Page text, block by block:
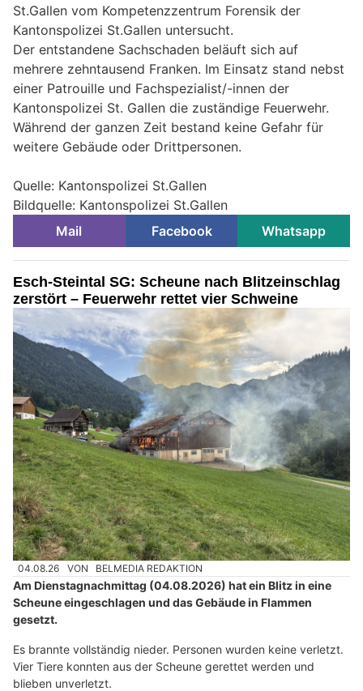
St.Gallen vom Kompetenzzentrum Forensik der
Kantonspolizei St.Gallen untersucht.
Der entstandene Sachschaden beläuft sich auf
mehrere zehntausend Franken. Im Einsatz stand nebst
einer Patrouille und Fachspezialist/-innen der
Kantonspolizei St. Gallen die zuständige Feuerwehr.
Während der ganzen Zeit bestand keine Gefahr für
weitere Gebäude oder Drittpersonen.
Quelle: Kantonspolizei St.Gallen
Bildquelle: Kantonspolizei St.Gallen
Mail
Facebook Whatsapp
Esch-Steintal SG: Scheune nach Blitzeinschlag
zerstört – Feuerwehr rettet vier Schweine
04.08.26 VON BELMEDIA REDAKTION
Am Dienstagnachmittag (04.08.2026) hat ein Blitz in eine
Scheune eingeschlagen und das Gebäude in Flammen
gesetzt.
Es brannte vollständig nieder. Personen wurden keine verletzt.
Vier Tiere konnten aus der Scheune gerettet werden und
blieben unverletzt.